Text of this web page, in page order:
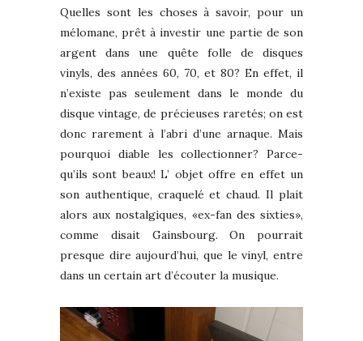
Quelles sont les choses à savoir, pour un
mélomane, prêt à investir une partie de son
argent dans une quête folle de disques
vinyls, des années 60, 70, et 80? En effet, il
n’existe pas seulement dans le monde du
disque vintage, de précieuses raretés; on est
donc rarement à l’abri d’une arnaque. Mais
pourquoi diable les collectionner? Parce-
qu’ils sont beaux! L’ objet offre en effet un
son authentique, craquelé et chaud. Il plait
alors aux nostalgiques, «ex-fan des sixties»,
comme disait Gainsbourg. On pourrait
presque dire aujourd’hui, que le vinyl, entre
dans un certain art d’écouter la musique.